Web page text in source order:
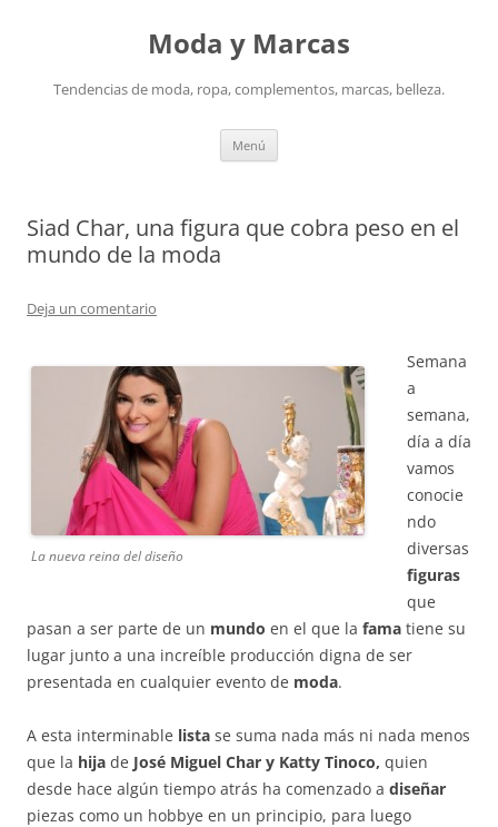
Moda y Marcas
Tendencias de moda, ropa, complementos, marcas, belleza.
Menú
Siad Char, una figura que cobra peso en el
mundo de la moda
Deja un comentario
La nueva reina del diseño
Semana
a
semana,
día a día
vamos
conocie
ndo
diversas
figuras
que
pasan a ser parte de un mundo en el que la fama tiene su
lugar junto a una increíble producción digna de ser
presentada en cualquier evento de moda.
A esta interminable lista se suma nada más ni nada menos
que la hija de José Miguel Char y Katty Tinoco, quien
desde hace algún tiempo atrás ha comenzado a diseñar
piezas como un hobbye en un principio, para luego